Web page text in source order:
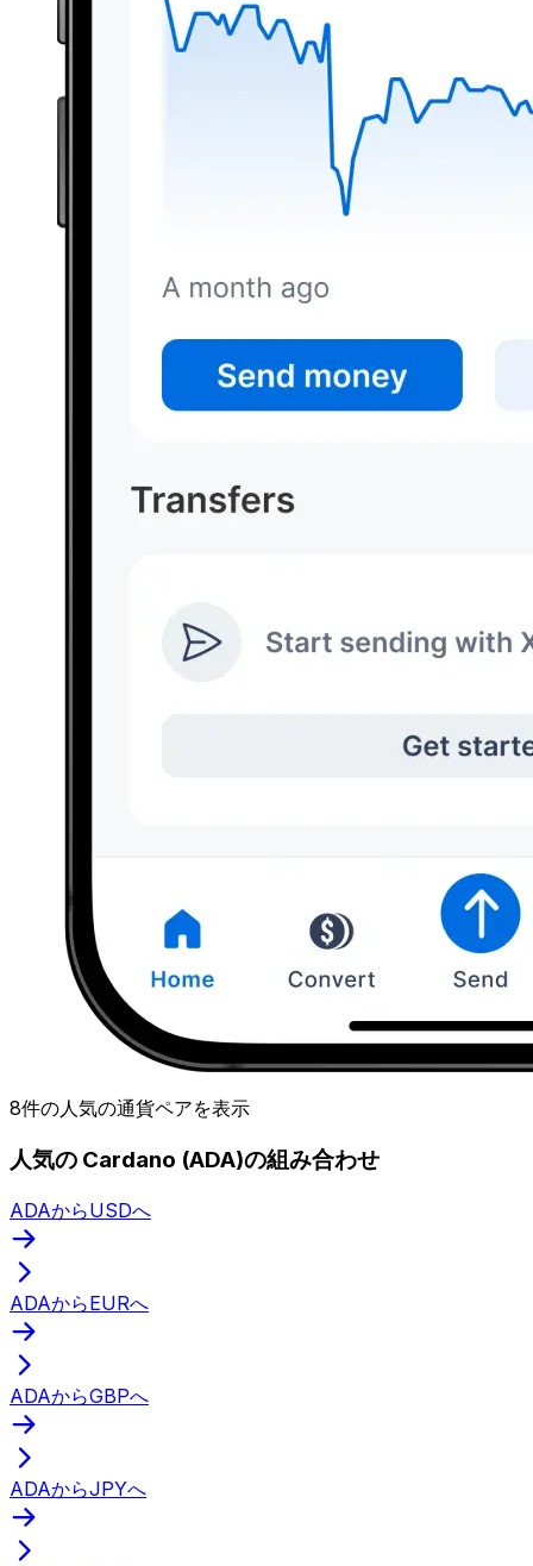
8件の人気の通貨ペアを表示
人気の Cardano (ADA)の組み合わせ
ADAからUSDへ
ADAからEURへ
ADAからGBPへ
ADAからJPYへ